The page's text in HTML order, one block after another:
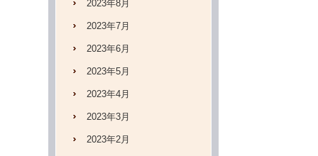
2023年8月
2023年7月
2023年6月
2023年5月
2023年4月
2023年3月
2023年2月